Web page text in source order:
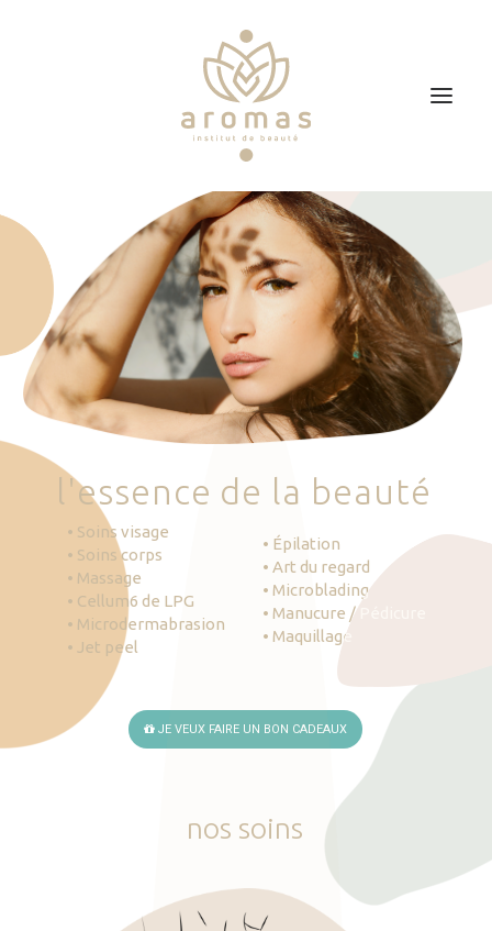
Soins
Je veux faire un bon cadeau
Plan d’accès
Prendre RDV
'essence de la beauté
• Soins visage
• Soins corps
• Massage
• Cellum6 de LPG
• Microdermabrasion
• Jet peel
• Épilation
• Art du regard
• Microblading
• Manucure / Pédicure
• Maquillage
JE VEUX FAIRE UN BON CADEAUX
nos soins